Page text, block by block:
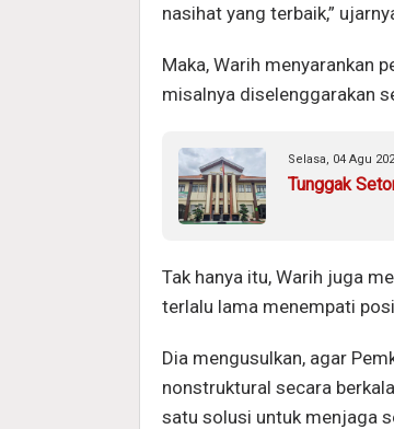
nasihat yang terbaik,”
Maka, Warih menyarankan
misalnya diselenggarakan
Selasa, 04 Agu
Tunggak
Tak hanya itu, Warih juga
terlalu lama menempati
Dia mengusulkan, agar
nonstruktural secara
satu solusi untuk menjaga